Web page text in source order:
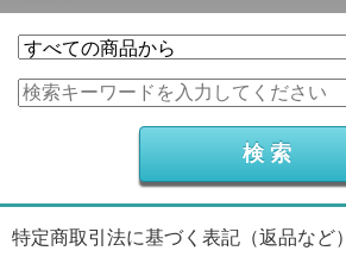
特定商取引法に基づく表記（返品など）